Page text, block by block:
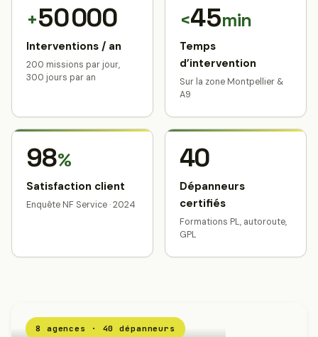
+50 000
Interventions / an
200 missions par jour,
300 jours par an
<45min
Temps
d’intervention
Sur la zone Montpellier &
A9
98%
Satisfaction client
Enquête NF Service · 2024
40
Dépanneurs
certifiés
Formations PL, autoroute,
GPL
8 agences · 40 dépanneurs